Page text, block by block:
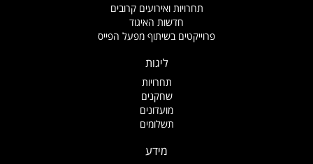
תחרויות ואירועים קרובים
חדשות האיגוד
פרוייקטים בשיתוף מפעל הפייס
ליגות
תחרויות
שחקנים
מועדונים
תשלומים
מידע